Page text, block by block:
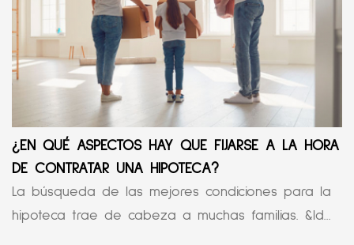
¿EN QUÉ ASPECTOS HAY QUE FIJARSE A LA HORA
DE CONTRATAR UNA HIPOTECA?
La búsqueda de las mejores condiciones para la
hipoteca trae de cabeza a muchas familias. &ld...